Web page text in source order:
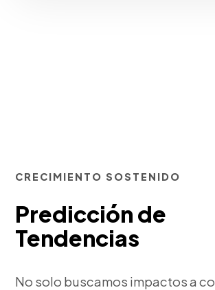
CRECIMIENTO SOSTENIDO
Predicción de
Tendencias
No solo buscamos impactos a